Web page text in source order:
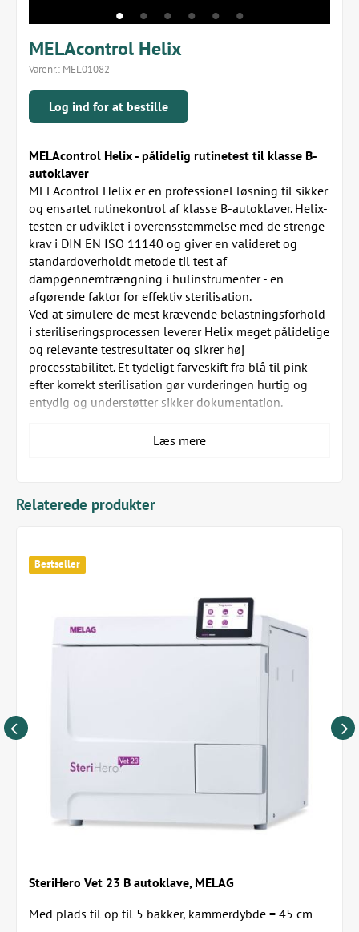
MELAcontrol Helix
Varenr.: MEL01082
Log ind for at bestille
MELAcontrol Helix - pålidelig rutinetest til klasse B-
autoklaver
MELAcontrol Helix er en professionel løsning til sikker
og ensartet rutinekontrol af klasse B-autoklaver. Helix-
testen er udviklet i overensstemmelse med de strenge
krav i DIN EN ISO 11140 og giver en valideret og
standardoverholdt metode til test af
dampgennemtrængning i hulinstrumenter - en
afgørende faktor for effektiv sterilisation.
Ved at simulere de mest krævende belastningsforhold
i steriliseringsprocessen leverer Helix meget pålidelige
og relevante testresultater og sikrer høj
processtabilitet. Et tydeligt farveskift fra blå til pink
efter korrekt sterilisation gør vurderingen hurtig og
entydig og understøtter sikker dokumentation.
Pålidelig verifikation af dampgennemtrængning
Økonomisk og bæredygtig løsning til rutinekontrol
indikatorstrimler. Det giver langtidssikker
batchkontrol - uden unødigt administrativt bøvl
Læs mere
Relaterede produkter
SteriHero Vet 23 B autoklave, MELAG
Med plads til op til 5 bakker, kammerdybde = 45 cm
Bestseller